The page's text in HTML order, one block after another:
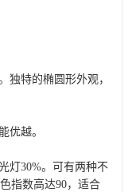
特的椭圆形外观，
优越。
灯30%。可有两种不
指数高达90，适合